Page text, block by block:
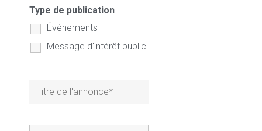
Type de publication
Événements
Message d'intérêt public